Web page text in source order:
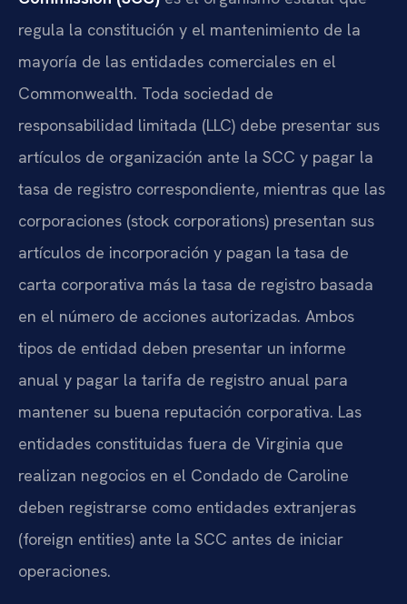
regula la constitución y el mantenimiento de la
mayoría de las entidades comerciales en el
Commonwealth. Toda sociedad de
responsabilidad limitada (LLC) debe presentar sus
artículos de organización ante la SCC y pagar la
tasa de registro correspondiente, mientras que las
corporaciones (stock corporations) presentan sus
artículos de incorporación y pagan la tasa de
carta corporativa más la tasa de registro basada
en el número de acciones autorizadas. Ambos
tipos de entidad deben presentar un informe
anual y pagar la tarifa de registro anual para
mantener su buena reputación corporativa. Las
entidades constituidas fuera de Virginia que
realizan negocios en el Condado de Caroline
deben registrarse como entidades extranjeras
(foreign entities) ante la SCC antes de iniciar
operaciones.